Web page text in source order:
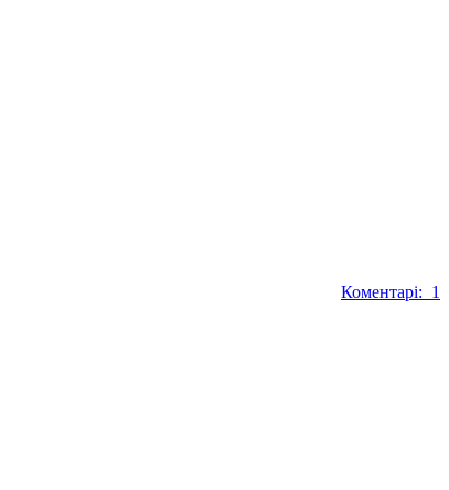
Коментарі: 1